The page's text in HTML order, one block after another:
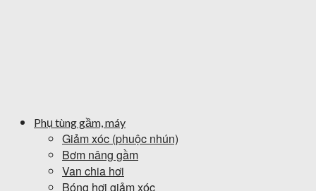
Phụ tùng gầm, máy
Giảm xóc (phuộc nhún)
Bơm nâng gầm
Van chia hơi
Bóng hơi giảm xóc